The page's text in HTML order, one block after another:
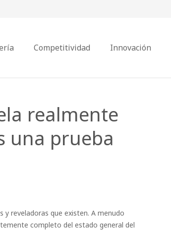
Competitividad Innovación
realmente
una prueba
y reveladoras que existen. A menudo
completo del estado general del